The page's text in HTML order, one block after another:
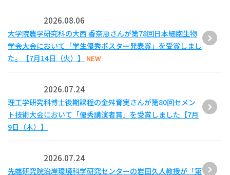
2026.08.06
大学院農学研究科の大西 香奈恵さんが第78回日本細胞生物
学会大会において「学生優秀ポスター発表賞」を受賞しまし
た。【7月14日（火）】
NEW
2026.07.24
理工学研究科博士後期課程の金舛育実さんが第80回セメン
ト技術大会において「優秀講演者賞」を受賞しました【7月
9日（木）】
2026.07.24
先端研究院沿岸環境科学研究センターの岩田久人教授が「第